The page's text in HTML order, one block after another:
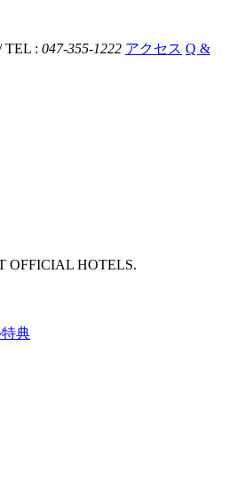
TEL : 047-355-1222 アクセス Q &
OFFICIAL HOTELS.
典